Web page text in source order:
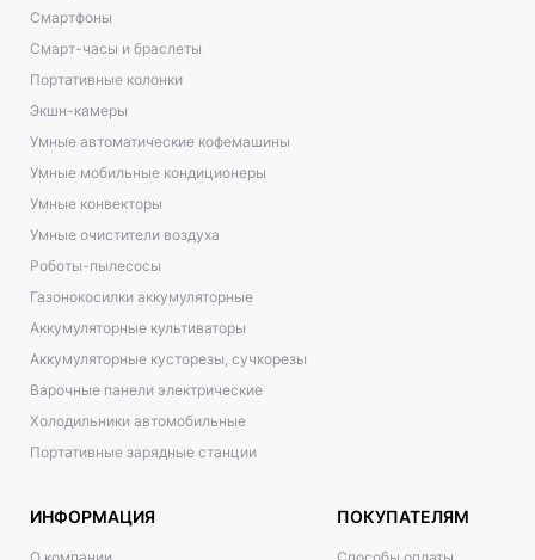
Смартфоны
Смарт-часы и браслеты
Портативные колонки
Экшн-камеры
Умные автоматические кофемашины
Умные мобильные кондиционеры
Умные конвекторы
Умные очистители воздуха
Роботы-пылесосы
Газонокосилки аккумуляторные
Аккумуляторные культиваторы
Аккумуляторные кусторезы, сучкорезы
Варочные панели электрические
Холодильники автомобильные
Портативные зарядные станции
ИНФОРМАЦИЯ ПОКУПАТЕЛЯМ